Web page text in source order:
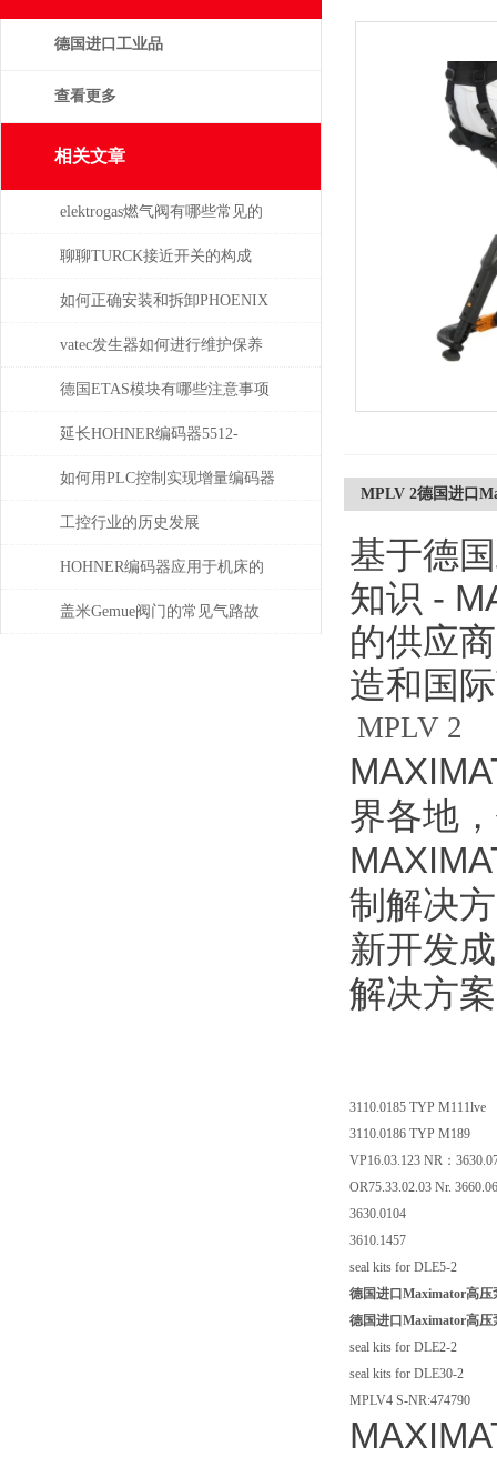
德国进口工业品
查看更多
相关文章
elektrogas燃气阀有哪些常见的
故障和问题
聊聊TURCK接近开关的构成
如何正确安装和拆卸PHOENIX
菲尼克斯连接器？
vatec发生器如何进行维护保养
德国ETAS模块有哪些注意事项
延长HOHNER编码器5512-
05FR-0800使用寿命的保养秘诀
如何用PLC控制实现增量编码器
的定位功能？
工控行业的历史发展
HOHNER编码器应用于机床的
位移测量和主轴控制
盖米Gemue阀门的常见气路故
MPLV 2德国进口
基于德
知识 -
的供应
造和国
MPLV 2
界各地
制解决
新开发
解决方
3110.0185 TYP M111lve
3110.0186 TYP M189
VP16.03.123 NR：
OR75.33.02.03 Nr.
3630.0104
3610.1457
seal kits for DLE5-2
德国进口Maximator高压
德国进口Maximator高压
seal kits for DLE2-2
seal kits for DLE30-2
MPLV4 S-NR:474790